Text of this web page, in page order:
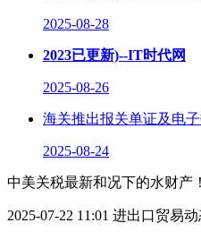
2025-08-28
2023已更新)--IT时代网
2025-08-26
海关推出报关单证及电
2025-08-24
中美关税最新和况下的水财产！
2025-07-22 11:01 进出口贸易动